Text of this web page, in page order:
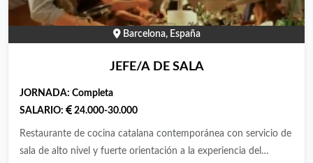
Barcelona, España
JEFE/A DE SALA
JORNADA: Completa
SALARIO:
24.000-30.000
Restaurante de cocina catalana contemporánea con servicio de
sala de alto nivel y fuerte orientación a la experiencia del